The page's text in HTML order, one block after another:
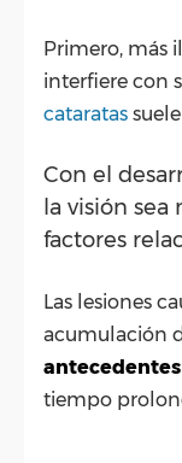
Primero, más
interfiere con
cataratas
Con el
la visión
factores
Las lesiones
acumulación
tiempo